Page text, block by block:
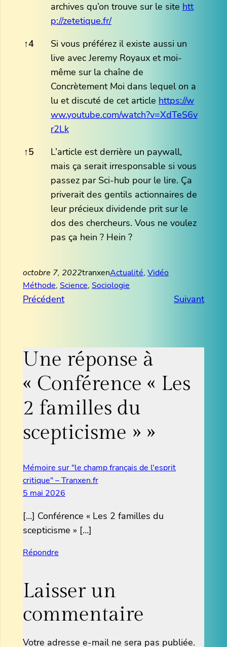
archives qu’on trouve sur le site htt
p://zetetique.fr/
↑4
Si vous préférez il existe aussi un
live avec Jeremy Royaux et moi-
même sur la chaîne de
Concrètement Moi dans lequel on a
lu et discuté de cet article https://w
ww.youtube.com/watch?v=XdTeS6v
r2Lk
↑5
L’article est derrière un paywall,
mais ça serait irresponsable si vous
passez par Sci-hub pour le lire. Ça
priverait des gentils actionnaires de
leur précieux dividende prit sur le
dos des chercheurs. Vous ne voulez
pas ça hein ? Hein ?
octobre 7, 2022tranxenActualité, Vidéo
Méthode, Science, Sociologie
Précédent Suivant
Une réponse à
« Conférence « Les
2 familles du
scepticisme » »
Mémoire sur "le champ français de l'esprit
critique" – Tranxen.fr
5 mai 2026
[…] Conférence « Les 2 familles du
scepticisme » […]
Répondre
Laisser un
commentaire
Votre adresse e-mail ne sera pas publiée.